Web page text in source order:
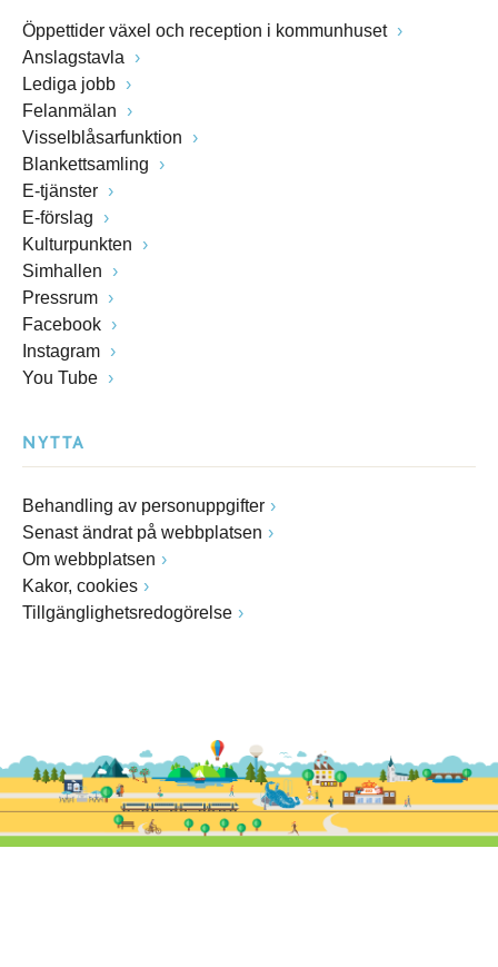
Öppettider växel och reception i kommunhuset
Anslagstavla
Lediga jobb
Felanmälan
Visselblåsarfunktion
Blankettsamling
E-tjänster
E-förslag
Kulturpunkten
Simhallen
Pressrum
Facebook
Instagram
You Tube
NYTTA
Behandling av personuppgifter
Senast ändrat på webbplatsen
Om webbplatsen
Kakor, cookies
Tillgänglighetsredogörelse